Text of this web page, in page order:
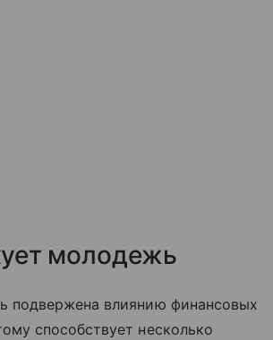
молодежь
подвержена влиянию финансовых
способствует несколько